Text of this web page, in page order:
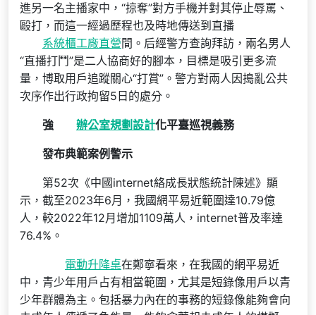
進另一名主播家中，“掠奪”對方手機并對其停止辱罵、
毆打，而這一經過歷程也及時地傳送到直播
系統櫃工廠直營間。后經警方查詢拜訪，兩名男人
“直播打鬥”是二人協商好的腳本，目標是吸引更多流
量，博取用戶追蹤關心“打賞”。警方對兩人因搗亂公共
次序作出行政拘留5日的處分。
強 辦公室規劃設計化平臺巡視義務
發布典範案例警示
第52次《中國internet絡成長狀態統計陳述》顯
示，截至2023年6月，我國網平易近範圍達10.79億
人，較2022年12月增加1109萬人，internet普及率達
76.4%。
電動升降桌在鄭寧看來，在我國的網平易近
中，青少年用戶占有相當範圍，尤其是短錄像用戶以青
少年群體為主。包括暴力內在的事務的短錄像能夠會向